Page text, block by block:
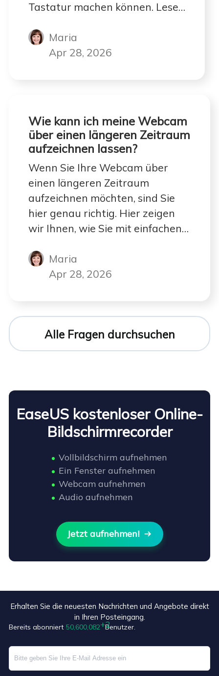
Tastatur machen können. Lesen
Informationen zu erhalten.
Maria
Apr 28, 2026
Wie kann ich meine Webcam
über einen längeren Zeitraum
aufzeichnen lassen?
Wenn Sie Ihre Webcam über
einen längeren Zeitraum
aufzeichnen möchten, sind Sie
hier genau richtig. Hier zeigen
wir Ihnen, wie Sie mit einfachen
Aufnahme für einen längeren
Zeitraum verlängern können.
Maria
Apr 28, 2026
Alle Fragen durchsuchen
EaseUS kostenloser Online-
Bildschirmrecorder
Vollbildschirm aufnehmen
Ein Fenster aufnehmen
Webcam aufnehmen
Audio aufnehmen
Jetzt aufnehmen! 
Erhalten Sie die neuesten Nachrichten und Angebote direkt
in Ihren Posteingang.
Bereits abonniert 50,600,084 Benutzer.